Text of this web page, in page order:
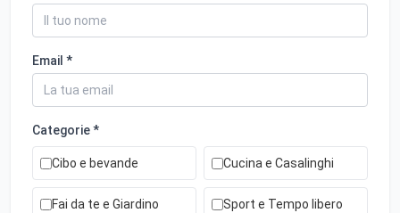
Email *
Categorie *
Cibo e bevande Cucina e Casalinghi
Fai da te e Giardino Sport e Tempo libero